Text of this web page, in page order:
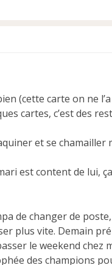
(cette carte on ne
cartes, c’est des
et se
est content de lui,
de changer de
plus vite. Demain
le weekend chez
des champions